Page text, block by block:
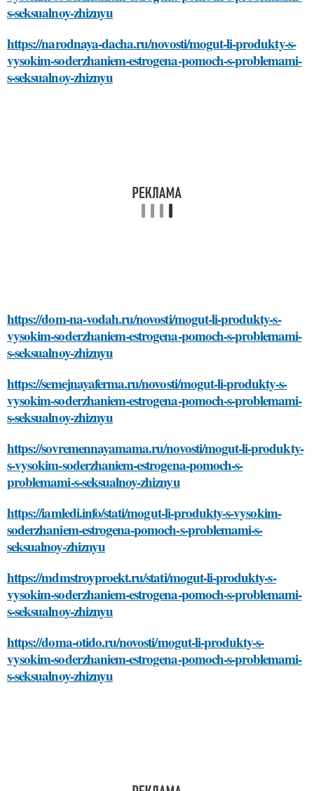
s-seksualnoy-zhiznyu
https://narodnaya-dacha.ru/novosti/mogut-li-produkty-s-
vysokim-soderzhaniem-estrogena-pomoch-s-problemami-
s-seksualnoy-zhiznyu
https://dom-na-vodah.ru/novosti/mogut-li-produkty-s-
vysokim-soderzhaniem-estrogena-pomoch-s-problemami-
s-seksualnoy-zhiznyu
https://semejnayaferma.ru/novosti/mogut-li-produkty-s-
vysokim-soderzhaniem-estrogena-pomoch-s-problemami-
s-seksualnoy-zhiznyu
https://sovremennayamama.ru/novosti/mogut-li-produkty-
s-vysokim-soderzhaniem-estrogena-pomoch-s-
problemami-s-seksualnoy-zhiznyu
https://iamledi.info/stati/mogut-li-produkty-s-vysokim-
soderzhaniem-estrogena-pomoch-s-problemami-s-
seksualnoy-zhiznyu
https://mdmstroyproekt.ru/stati/mogut-li-produkty-s-
vysokim-soderzhaniem-estrogena-pomoch-s-problemami-
s-seksualnoy-zhiznyu
https://doma-otido.ru/novosti/mogut-li-produkty-s-
vysokim-soderzhaniem-estrogena-pomoch-s-problemami-
s-seksualnoy-zhiznyu